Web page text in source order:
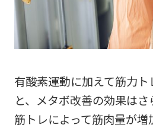
有酸素運動に加えて筋力
と、メタボ改善の効果はさ
筋トレによって筋肉量が